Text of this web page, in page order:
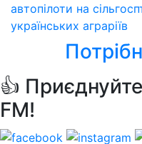
автопілоти на
українських аграріїв
👍
FM!